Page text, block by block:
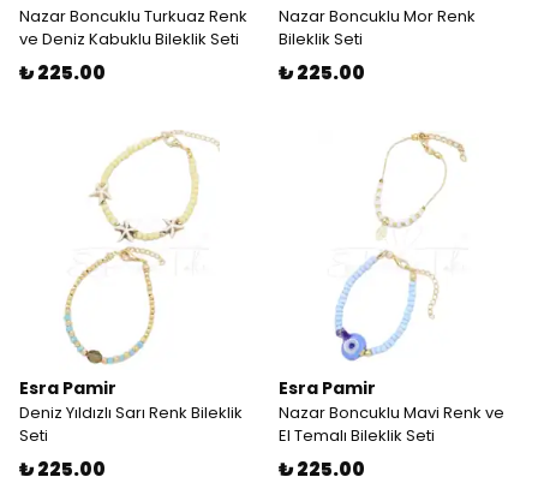
Nazar Boncuklu Turkuaz Renk
ve Deniz Kabuklu Bileklik Seti
₺ 225.00
Nazar Boncuklu Mor Renk
Bileklik Seti
₺ 225.00
Esra Pamir
Deniz Yıldızlı Sarı Renk Bileklik
Seti
₺ 225.00
Esra Pamir
Nazar Boncuklu Mavi Renk ve
El Temalı Bileklik Seti
₺ 225.00